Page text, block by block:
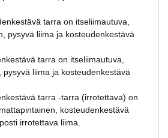
tarra on itseliimautuva,
pysyvä liima ja kosteudenkestävä
tarra on itseliimautuva,
pysyvä liima ja kosteudenkestävä
tarra -tarra (irrotettava) on
kosteudenkestävä
irrotettava liima.